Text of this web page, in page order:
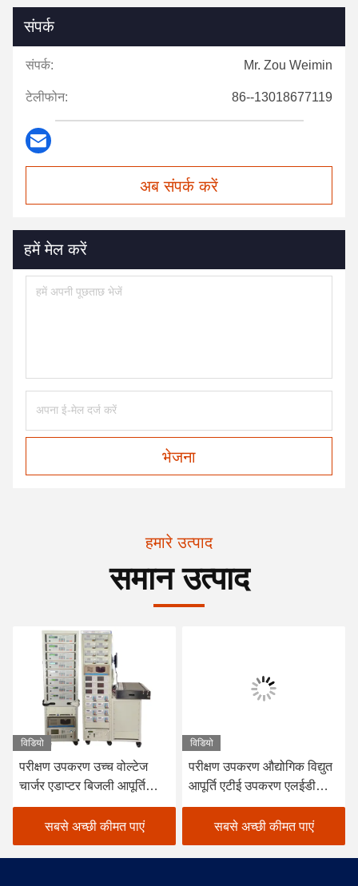
संपर्क
संपर्क: Mr. Zou Weimin
टेलीफोन: 86--13018677119
अब संपर्क करें
हमें मेल करें
भेजना
हमारे उत्पाद
समान उत्पाद
विडियो
परीक्षण उपकरण उच्च वोल्टेज
चार्जर एडाप्टर बिजली आपूर्ति
परीक्षण प्रणाली एटीएस एटीई
उपकरणसबसे अच्छी कीमत पाएं
विडियो
परीक्षण उपकरण औद्योगिक विद्युत
आपूर्ति एटीई उपकरण एलईडी
चालक विद्युत आपूर्ति परीक्षण
प्रणालीसबसे अच्छी कीमत पाएं